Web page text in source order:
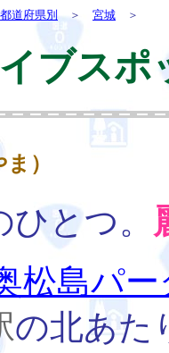
都道府県別＞ 宮城 ＞
ブスポ
）
ひとつ。
松島パ
の北あた